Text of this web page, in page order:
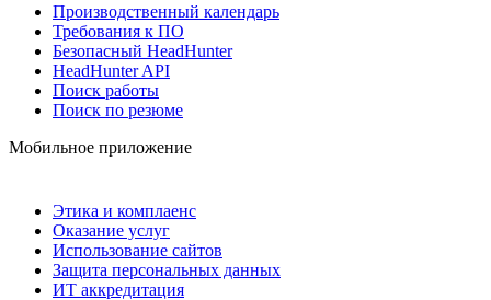
Производственный календарь
Требования к ПО
Безопасный HeadHunter
HeadHunter API
Поиск работы
Поиск по резюме
Мобильное приложение
Этика и комплаенс
Оказание услуг
Использование сайтов
Защита персональных данных
ИТ аккредитация